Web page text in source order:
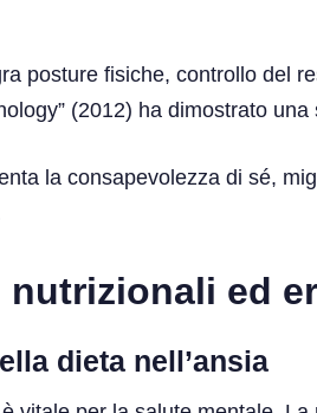
posture fisiche, controllo del
(2012) ha dimostrato
la consapevolezza di sé,
nutrizionali ed
dieta nell’ansia